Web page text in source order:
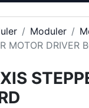
Moduler
MOTOR DRIVER